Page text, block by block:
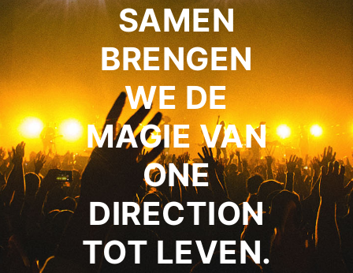
SAMEN
BRENGEN
WE DE
MAGIE VAN
ONE
DIRECTION
TOT LEVEN.